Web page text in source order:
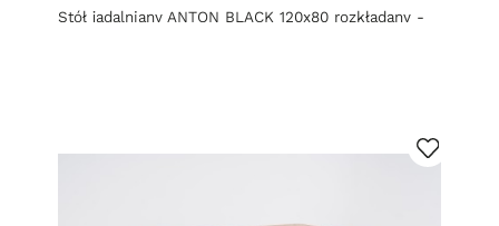
Stół jadalniany ANTON BLACK 120x80 rozkładany -